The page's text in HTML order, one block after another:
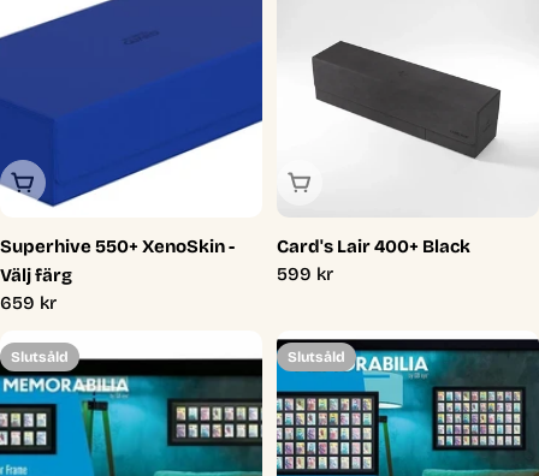
Slutsåld
Superhive 550+ XenoSkin -
Välj färg
Ordinarie
659 kr
Slutsåld
Card's Lair 400+ Black
Ordinarie
599 kr
Slutsåld Slutsåld